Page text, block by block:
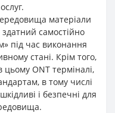
матеріали
самостійно
під час виконання
стані. Крім того,
цьому ONT терміналі,
в тому числі
і безпечні для